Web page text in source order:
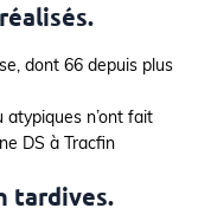
dont 66 depuis plus
n’ont fait
DS à Tracfin
tardives.